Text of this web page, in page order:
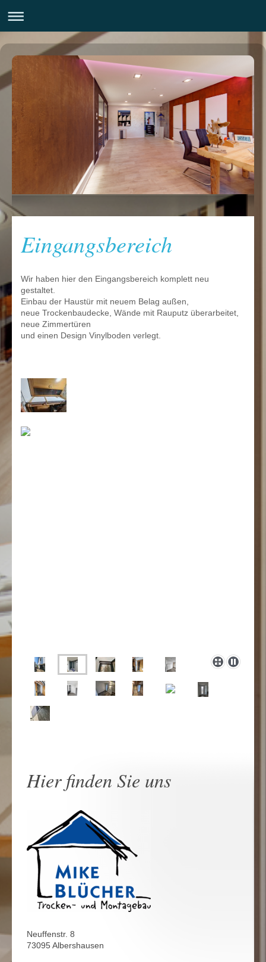
Eingangsbereich
Wir haben hier den Eingangsbereich komplett neu
gestaltet.
Einbau der Haustür mit neuem Belag außen,
neue Trockenbaudecke, Wände mit Rauputz überarbeitet,
neue Zimmertüren
und einen Design Vinylboden verlegt.
Hier finden Sie uns
Neuffenstr. 8
73095 Albershausen